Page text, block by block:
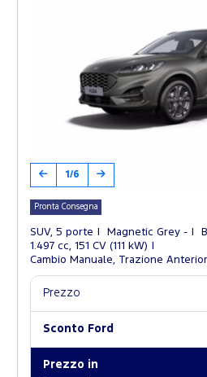
1/6
Pronta Consegna
SUV, 5 porte Magnetic Grey -
1.497 cc, 151 CV (111 kW)
Cambio Manuale, Trazione
Prezzo
Sconto Ford
Prezzo in